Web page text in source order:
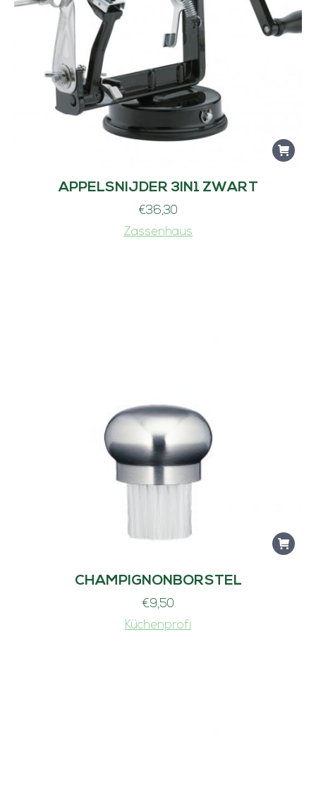
APPELSNIJDER 3IN1 ZWART
€36,30
Zassenhaus
CHAMPIGNONBORSTEL
€9,50
Küchenprofi